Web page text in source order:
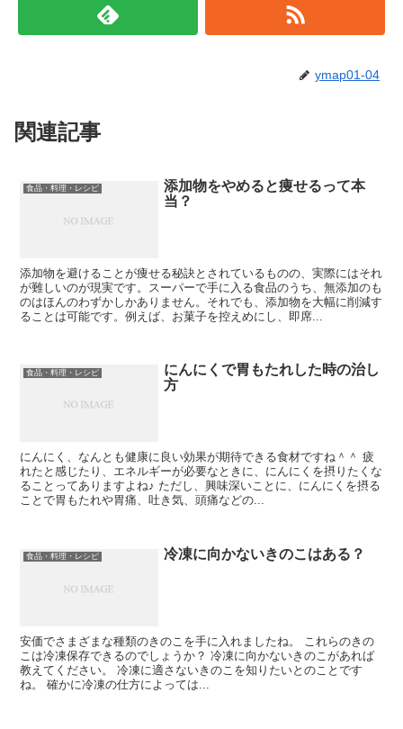
ymap01-04
関連記事
食品・料理・レシピ
添加物をやめると痩せるって本
当？
添加物を避けることが痩せる秘訣とされているものの、実際にはそれ
が難しいのが現実です。スーパーで手に入る食品のうち、無添加のも
のはほんのわずかしかありません。それでも、添加物を大幅に削減す
ることは可能です。例えば、お菓子を控えめにし、即席...
食品・料理・レシピ
にんにくで胃もたれした時の治し
方
にんにく、なんとも健康に良い効果が期待できる食材ですね＾＾ 疲
れたと感じたり、エネルギーが必要なときに、にんにくを摂りたくな
ることってありますよね♪ ただし、興味深いことに、にんにくを摂る
ことで胃もたれや胃痛、吐き気、頭痛などの...
食品・料理・レシピ 冷凍に向かないきのこはある？
安価でさまざまな種類のきのこを手に入れましたね。 これらのきの
こは冷凍保存できるのでしょうか？ 冷凍に向かないきのこがあれば
教えてください。 冷凍に適さないきのこを知りたいとのことです
ね。 確かに冷凍の仕方によっては...